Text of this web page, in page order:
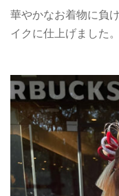
華やかなお着物に負
イクに仕上げました。